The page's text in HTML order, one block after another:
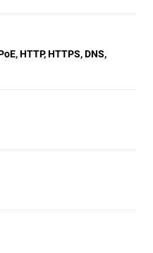
HTTP, HTTPS, DNS,